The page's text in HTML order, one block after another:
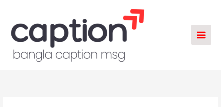
content